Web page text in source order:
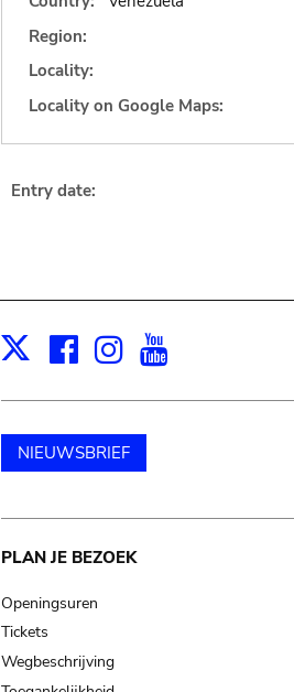
Region:
Locality:
Locality on Google Maps:
Entry date:
X Facebook
Instagram
NIEUWSBRIEF
Main
navigation
PLAN JE BEZOEK
Openingsuren
Tickets
Wegbeschrijving